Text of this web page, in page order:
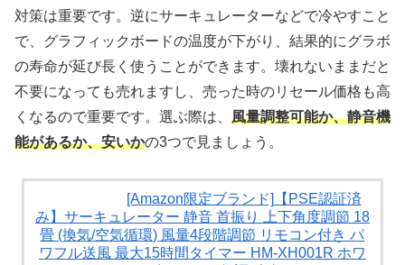
対策は重要です。逆にサーキュレーターなどで冷やすこと
で、グラフィックボードの温度が下がり、結果的にグラボ
の寿命が延び長く使うことができます。壊れないままだと
不要になっても売れますし、売った時のリセール価格も高
くなるので重要です。選ぶ際は、 風量調整可能か、静音機
能があるか、安いかの3つで見ましょう。
[Amazon限定ブランド]【PSE認証済
み】サーキュレーター 静音 首振り 上下角度調節 18
畳 (換気/空気循環) 風量4段階調節 リモコン付き パ
ワフル送風 最大15時間タイマー HM-XH001R ホワ